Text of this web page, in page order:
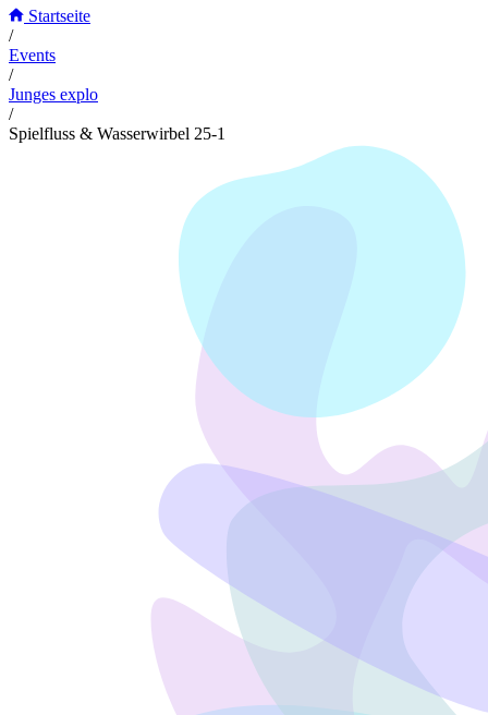
Startseite
/
Events
/
Junges explo
/
Spielfluss & Wasserwirbel 25-1